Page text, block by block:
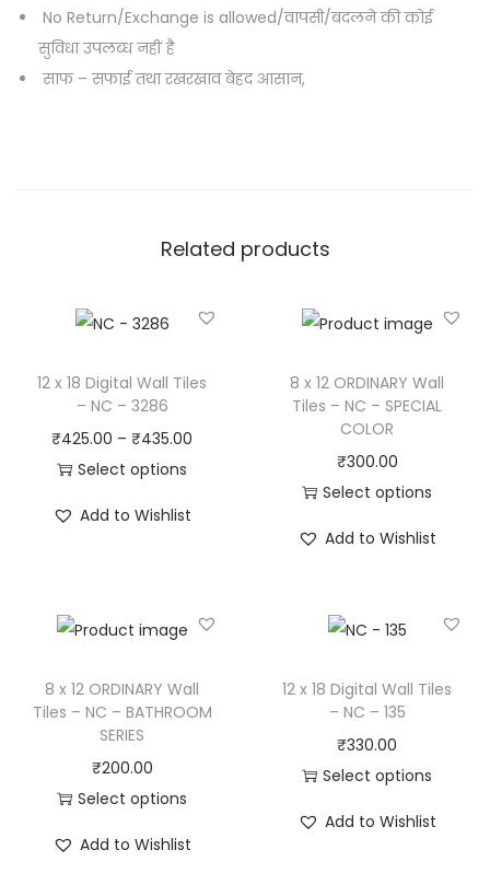
No Return/Exchange is allowed/वापसी/बदलने की कोई
सुविधा उपलब्ध नहीं है
साफ – सफाई तथा रखरखाव बेहद आसान,
Related products
12 x 18 Digital Wall Tiles
– NC – 3286
₹425.00 – ₹435.00
Select options
Add to Wishlist
8 x 12 ORDINARY Wall
Tiles – NC – SPECIAL
COLOR
₹300.00
Select options
Add to Wishlist
8 x 12 ORDINARY Wall
Tiles – NC – BATHROOM
SERIES
₹200.00
Select options
Add to Wishlist
12 x 18 Digital Wall Tiles
– NC – 135
₹330.00
Select options
Add to Wishlist